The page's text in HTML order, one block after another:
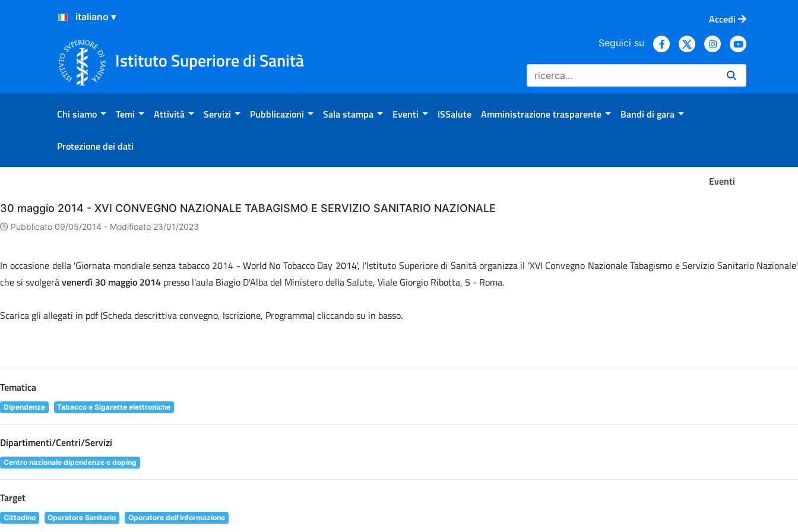
Salta al Contenuto
Salta al Footer
Accedi
Istituto Superiore di Sanità
Seguici su
Chi siamo Temi Attività Servizi Pubblicazioni Sala stampa Eventi ISSalute Amministrazione trasparente Bandi di gara
Protezione dei dati
Eventi
Eventi
30 maggio 2014 - XVI CONVEGNO NAZIONALE TABAGISMO E SERVIZIO SANITARIO NAZIONALE
Pubblicato 09/05/2014 - Modificato 23/01/2023
In occasione della 'Giornata mondiale senza tabacco 2014 - World No Tobacco Day 2014', l'Istituto Superiore di Sanità organizza il 'XVI Convegno Nazionale Tabagismo e Servizio Sanitario Nazionale'
che si svolgeràvenerdì 30 maggio 2014 presso l'aula Biagio D'Alba del Ministero della Salute, Viale Giorgio Ribotta, 5 - Roma.
Scarica gli allegati in pdf (Scheda descrittiva convegno, Iscrizione, Programma) cliccando su in basso.
Tematica
Dipendenze Tabacco e Sigarette elettroniche
Dipartimenti/Centri/Servizi
Centro nazionale dipendenze e doping
Target
Cittadino Operatore Sanitario Operatore dell'informazione